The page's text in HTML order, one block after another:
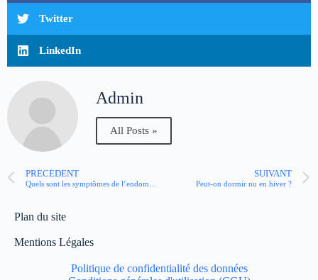
Twitter
LinkedIn
Admin
All Posts »
PRÉCÉDENT SUIVANT
Peut-on dormir nu en hiver ?
Plan du site
Mentions Légales
Politique de confidentialité des données